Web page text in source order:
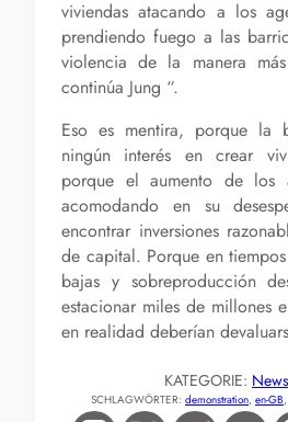
viviendas atacando a los
prendiendo fuego a las
violencia de la manera
continúa Jung “.
Eso es mentira, porque la
ningún interés en crear
porque el aumento de los
acomodando en su
encontrar inversiones
de capital. Porque en
bajas y sobreproducción
estacionar miles de millones
en realidad deberían
KATEGORIE: News
SCHLAGWÖRTER: demonstration, en-GB,